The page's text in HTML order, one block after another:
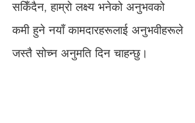
सकिँदैन, हाम्रो लक्ष्य भनेको अनुभवको
कमी हुने नयाँ कामदारहरूलाई अनुभवीहरूले
जस्तै सोच्न अनुमति दिन चाहन्छु।